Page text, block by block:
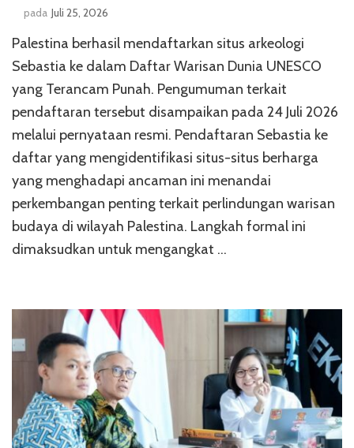
pada Juli 25, 2026
Palestina berhasil mendaftarkan situs arkeologi
Sebastia ke dalam Daftar Warisan Dunia UNESCO
yang Terancam Punah. Pengumuman terkait
pendaftaran tersebut disampaikan pada 24 Juli 2026
melalui pernyataan resmi. Pendaftaran Sebastia ke
daftar yang mengidentifikasi situs-situs berharga
yang menghadapi ancaman ini menandai
perkembangan penting terkait perlindungan warisan
budaya di wilayah Palestina. Langkah formal ini
dimaksudkan untuk mengangkat …